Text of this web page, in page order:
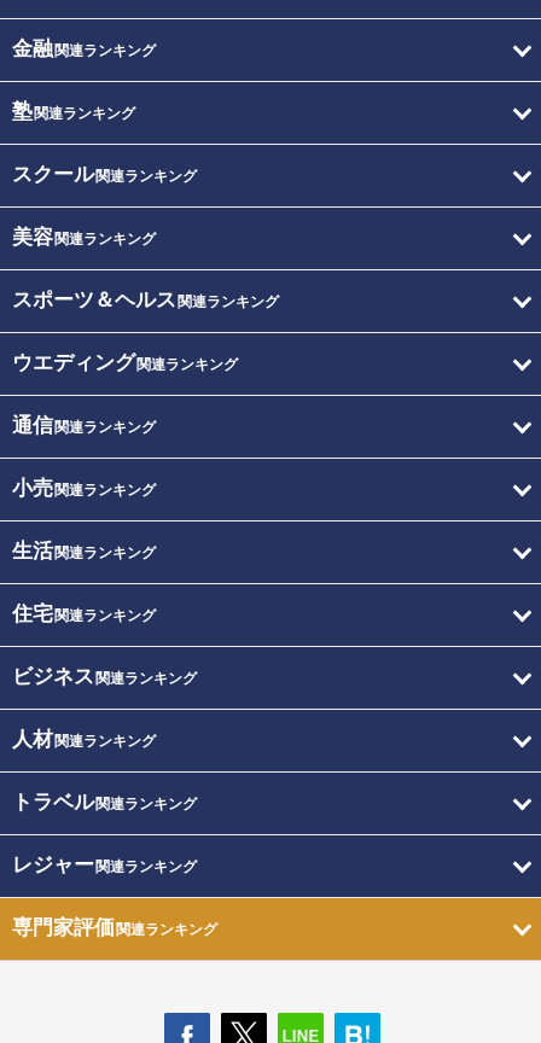
金融関連ランキング
塾関連ランキング
スクール関連ランキング
美容関連ランキング
スポーツ＆ヘルス 関連ランキング
ウエディング関連ランキング
通信関連ランキング
小売関連ランキング
生活関連ランキング
住宅関連ランキング
ビジネス 関連ランキング
人材関連ランキング
トラベル関連ランキング
レジャー関連ランキング
専門家評価関連ランキング